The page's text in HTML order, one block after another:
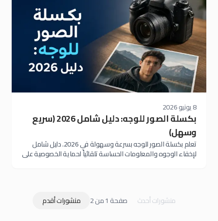
8 يونيو 2026
بكسلة الصور للوجه: دليل شامل 2026 (سريع
وسهل)
تعلم بكسلة الصور للوجه بسرعة وسهولة في 2026. دليل شامل
لإخفاء الوجوه والمعلومات الحساسة تلقائياً لحماية الخصوصية على
منشورات أحدث صفحة 1 من 2 منشورات أقدم